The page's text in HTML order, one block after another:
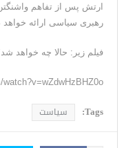
ارتش پس از تفاهم واشنگتن
رهبری سیاسی ارائه خواهد
فیلم زیر: حالا چه خواهد
watch?v=wZdwHzBHZ0o
Tags: سیاست